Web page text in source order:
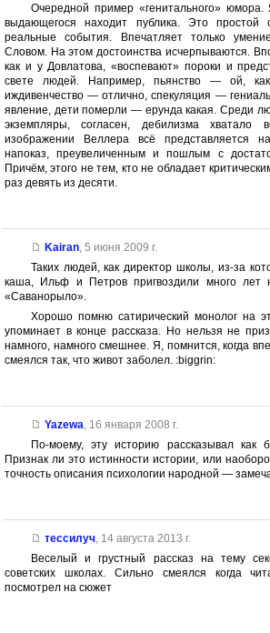
Очередной пример «генитального»
выдающегося находит публика. Это
реальные события. Впечатляет только
Словом. На этом достоинства исчерпываются.
как и у Довлатова, «воспевают» пороки и
свете людей. Например, пьянство — ой, как
иждивенчество — отлично, спекуляция —
явление, дети померли — ерунда какая. Среди
экземпляры, согласен, дебилизма
изображении Веллера всё представляется
напоказ, преувеличенным и пошлым с
Причём, этого не тем, кто не обладает
раз девять из десяти.
Kairan, 5 июня 2009 г.
Таких людей, как директор школы, из-за
каша, Ильф и Петров пригвоздили много лет
«Саванорыло».
Хорошо помню сатирический монолог на
упоминает в конце рассказа. Но нельзя не
намного, намного смешнее. Я, помнится, когда
смеялся так, что живот заболел. :biggrin:
Yazewa 16 января 2008 г.
По-моему, эту историю рассказывал как
Признак ли это истинности истории, или
точность описания психологии народной —
тессилуч, 14 августа 2013 г.
Веселый и грустный рассказ на тему
советских школах. Сильно смеялся когда
посмотрел на сюжет